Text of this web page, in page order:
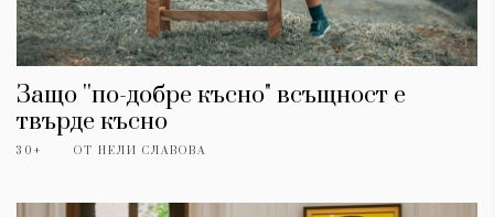
Защо ''по-добре късно" всъщност е
твърде късно
30+ ОТ НЕЛИ СЛАВОВА